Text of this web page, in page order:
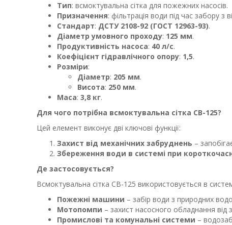
Тип: всмоктувальна сітка для пожежних насосів.
Призначення: фільтрація води під час забору з
Стандарт: ДСТУ 2108-92 (ГОСТ 12963-93).
Діаметр умовного проходу: 125 мм.
Продуктивність насоса: 40 л/с.
Коефіцієнт гідравлічного опору: 1,5.
Розміри:
Діаметр: 205 мм.
Висота: 250 мм.
Маса: 3,8 кг.
Для чого потрібна всмоктувальна сітка СВ-125?
Цей елемент виконує дві ключові функції:
Захист від механічних забруднень –
Збереження води в системі при
Де застосовується?
Всмоктувальна сітка СВ-125 використовується в
Пожежні машини – забір води з природних
Мотопомпи – захист насосного обладнання від
Промислові та комунальні системи –